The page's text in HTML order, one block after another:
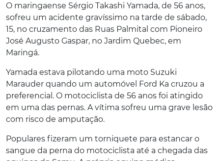
O maringaense Sérgio Takashi Yamada, de 56 anos,
sofreu um acidente gravíssimo na tarde de sábado,
15, no cruzamento das Ruas Palmital com Pioneiro
José Augusto Gaspar, no Jardim Quebec, em
Maringá.
Yamada estava pilotando uma moto Suzuki
Marauder quando um automóvel Ford Ka cruzou a
preferencial. O motociclista de 56 anos foi atingido
em uma das pernas. A vítima sofreu uma grave lesão
com risco de amputação.
Populares fizeram um torniquete para estancar o
sangue da perna do motociclista até a chegada das